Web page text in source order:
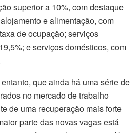
superior a 10%, com destaque
e alimentação, com
de ocupação; serviços
e serviços domésticos, com
que ainda há uma série de
no mercado de trabalho
de uma recuperação mais forte
parte das novas vagas está